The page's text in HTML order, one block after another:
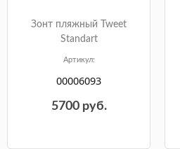
Зонт пляжный Tweet
Standart
Артикул:
00006093
5700руб.